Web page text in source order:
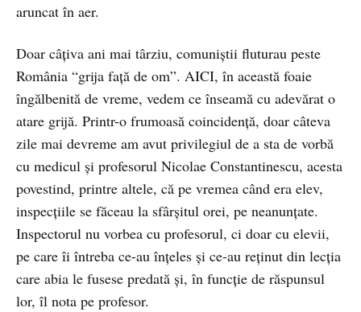
aruncat în aer.
Doar câțiva ani mai târziu, comuniștii fluturau peste
România “grija față de om”. AICI, în această foaie
îngălbenită de vreme, vedem ce înseamă cu adevărat o
atare grijă. Printr-o frumoasă coincidență, doar câteva
zile mai devreme am avut privilegiul de a sta de vorbă
cu medicul și profesorul Nicolae Constantinescu, acesta
povestind, printre altele, că pe vremea când era elev,
inspecțiile se făceau la sfârșitul orei, pe neanunțate.
Inspectorul nu vorbea cu profesorul, ci doar cu elevii,
pe care îi întreba ce-au înțeles și ce-au reținut din lecția
care abia le fusese predată și, în funcție de răspunsul
lor, îl nota pe profesor.